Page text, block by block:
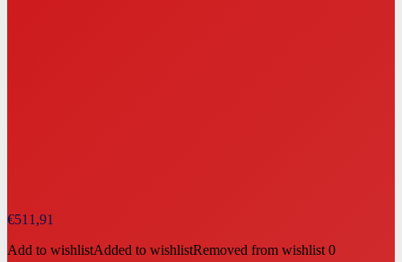
€511,91
Add to wishlistAdded to wishlistRemoved from wishlist 0